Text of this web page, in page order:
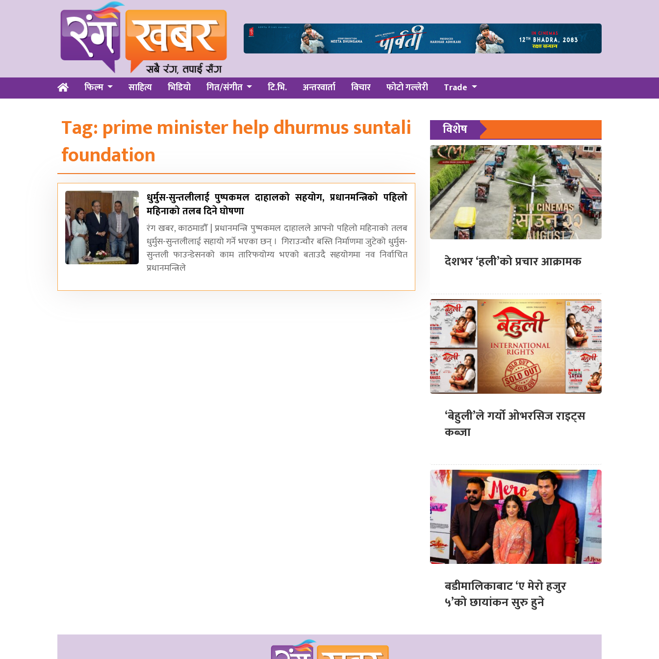
फिल्म साहित्य भिडियो गित/संगीत टि.भि. अन्तरवार्ता विचार फोटो गल्लेरी Trade
Tag:prime minister help dhurmus suntali
foundation
धुर्मुस-सुन्तलीलाई पुष्पकमल दाहालको सहयोग, प्रधानमन्त्रिको पहिलो
महिनाको तलब दिने घोषणा
रंग खबर, काठमाडौँ | प्रधानमन्त्रि पुष्पकमल दाहालले आफ्नो पहिलो महिनाको तलब
धुर्मुस-सुन्तलीलाई सहायो गर्ने भएका छन् । गिराउन्चौर बस्ति निर्माणमा जुटेको धुर्मुस-
सुन्तली फाउन्डेसनको काम तारिफयोग्य भएको बताउदै सहयोगमा नव निर्वाचित
प्रधानमन्त्रिले
विशेष
देशभर ‘हली’को प्रचार आक्रामक
‘बेहुली’ले गर्यो ओभरसिज राइट्स
कब्जा
बडीमालिकाबाट ‘ए मेरो हजुर
५’को छायांकन सुरु हुने